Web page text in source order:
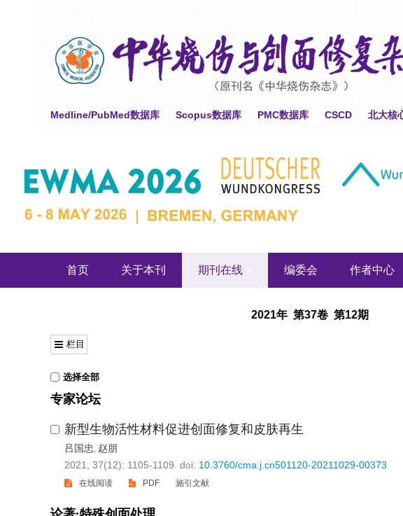
Medline/PubMed数据库 Scopus数据库 PMC数据库 CSCD 北大核
首页 关于本刊 期刊在线 编委会 作者中心
2021年 第37卷 第12期
栏目
选择全部
专家论坛
新型生物活性材料促进创面修复和皮肤再生
吕国忠, 赵朋
2021, 37(12): 1105-1109. doi: 10.3760/cma.j.cn501120-20211029-00373
在线阅读 PDF 施引文献